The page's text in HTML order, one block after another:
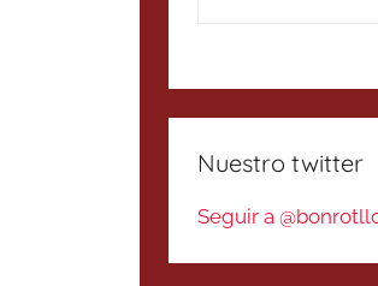
Nuestro twitter
Seguir a